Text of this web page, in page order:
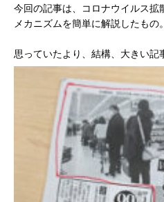
今回の記事は、コロナウイルス拡
メカニズムを簡単に解説したもの。
思っていたより、結構、大きい記